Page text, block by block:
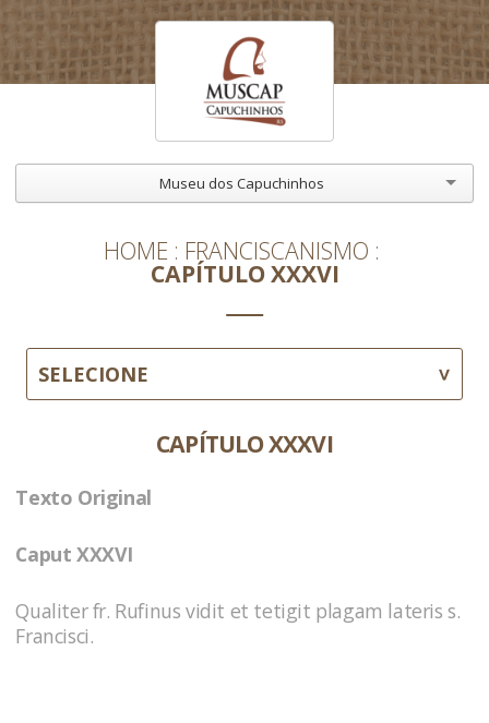
Museu dos Capuchinhos
HOME FRANCISCANISMO
CAPÍTULO XXXVI
SELECIONE
CAPÍTULO XXXVI
Texto Original
Caput XXXVI
Qualiter fr. Rufinus vidit et tetigit plagam la­teris s.
Francisci.